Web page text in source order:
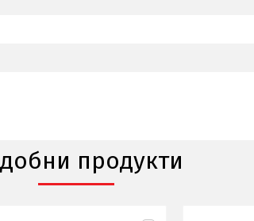
продукти